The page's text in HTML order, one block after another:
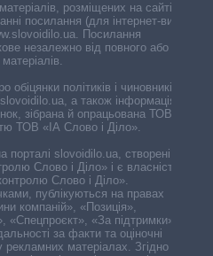
розміщених на сайті,
посилання (для інтернет-видань
Посилання
незалежно від повного або
політиків і чиновників,
а також інформація про
зібрана й опрацьована ТОВ «ІА
ТОВ «ІА Слово і Діло».
порталі slovoidilo.ua, створені ГО
Слово і Діло» і є власністю
Слово і Діло».
публікуються на правах
компаній», «Позиція»,
«Спецпроєкт», «За підтримки».
за факти та оціночні
матеріалах. Згідно з